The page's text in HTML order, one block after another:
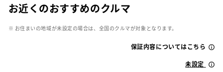
お近くのおすすめのクルマ
※ お住まいの地域が未設定の場合は、全国のクルマが対象となります。
保証内容についてはこちら
未設定